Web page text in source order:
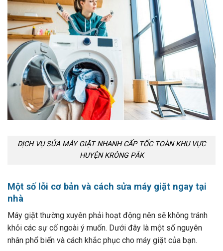
DỊCH VỤ SỬA MÁY GIẶT NHANH CẤP TỐC TOÀN KHU VỰC
HUYỆN KRÔNG PẮK
Một số lỗi cơ bản và cách sửa máy giặt ngay tại
nhà
Máy giặt thường xuyên phải hoạt động nên sẽ không tránh
khỏi các sự cố ngoài ý muốn. Dưới đây là một số nguyên
nhân phổ biến và cách khắc phục cho máy giặt của bạn.